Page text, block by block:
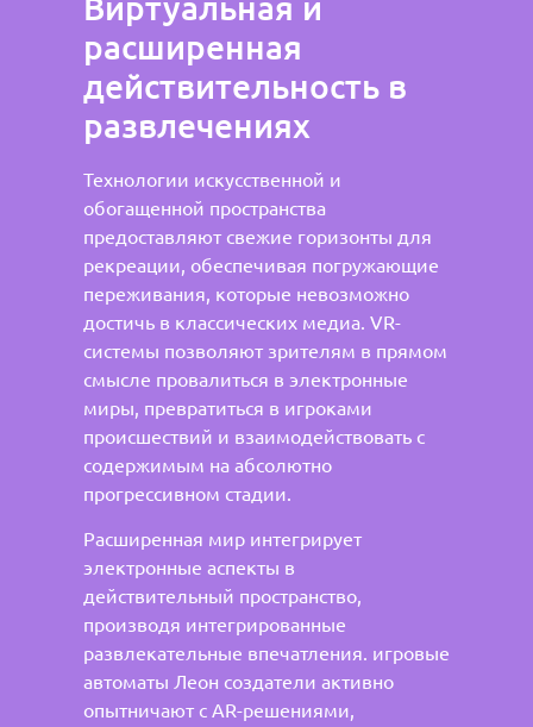
расширенная
действительность в
развлечениях
Технологии искусственной и
обогащенной пространства
предоставляют свежие горизонты для
рекреации, обеспечивая погружающие
переживания, которые невозможно
достичь в классических медиа. VR-
системы позволяют зрителям в прямом
смысле провалиться в электронные
миры, превратиться в игроками
происшествий и взаимодействовать с
содержимым на абсолютно
прогрессивном стадии.
Расширенная мир интегрирует
электронные аспекты в
действительный пространство,
производя интегрированные
развлекательные впечатления. игровые
автоматы Леон создатели активно
опытничают с AR-решениями,